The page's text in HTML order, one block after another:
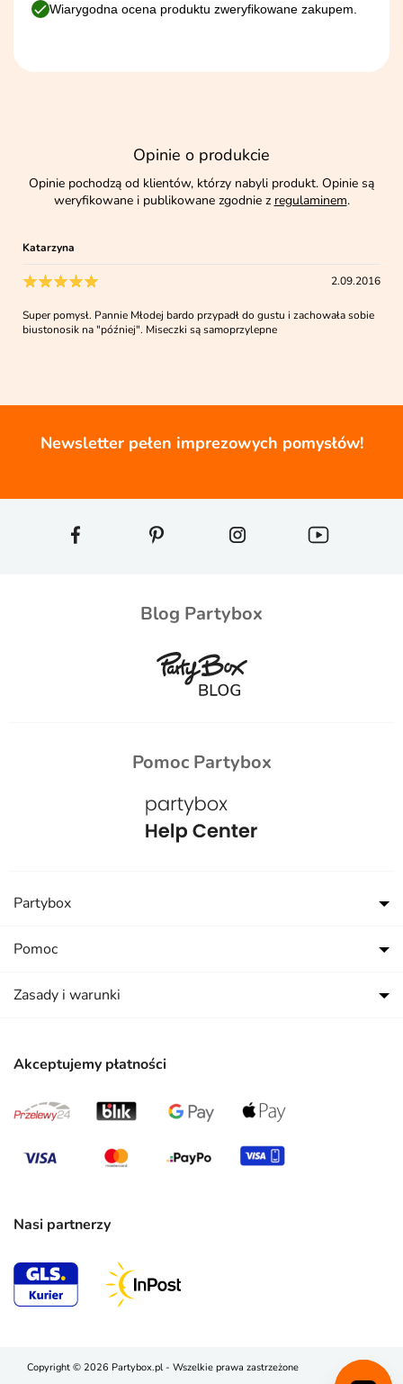
Wiarygodna ocena produktu zweryfikowane zakupem.
Opinie o produkcie
Opinie pochodzą od klientów, którzy nabyli produkt. Opinie są
weryfikowane i publikowane zgodnie z regulaminem.
Katarzyna
2.09.2016
Super pomysł. Pannie Młodej bardo przypadł do gustu i zachowała sobie
biustonosik na "później". Miseczki są samoprzylepne
Newsletter pełen imprezowych pomysłów!
Blog Partybox
Pomoc Partybox
Akceptujemy płatności
Nasi partnerzy
Partybox
Pomoc
Zasady i warunki
Copyright © 2026 Partybox.pl - Wszelkie prawa zastrzeżone